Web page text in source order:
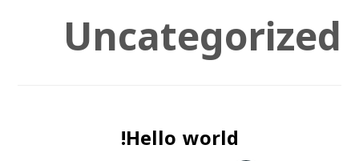
Uncategorized
Hello world!